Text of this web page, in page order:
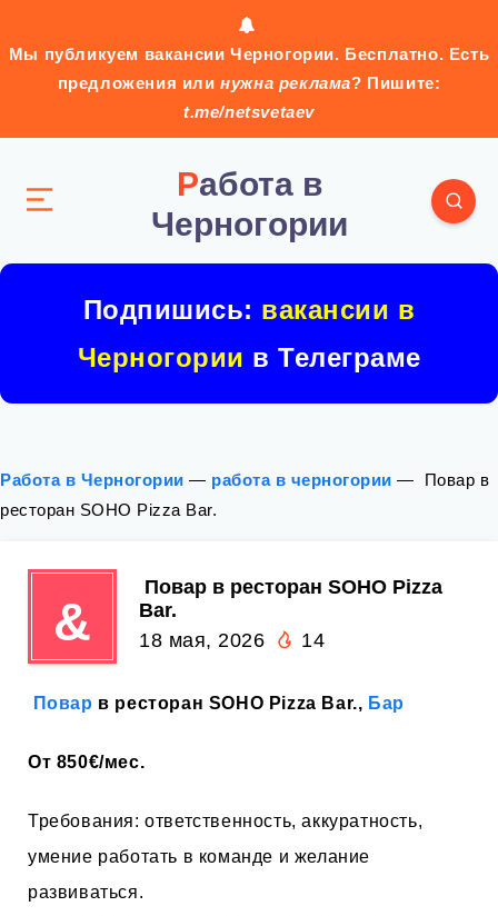
Мы публикуем вакансии Черногории. Бесплатно. Есть
предложения илинужна реклама? Пишите:
t.me/netsvetaev
Работа в
Черногории
Подпишись: вакансии в
Черногории в Телеграме
Работа в Черногории — работа в черногории —
‍ Повар в
ресторан SOHO Pizza Bar.
&
‍ Повар в ресторан SOHO Pizza
Bar.
18 мая, 2026
14
Повар в ресторан SOHO Pizza Bar., Бар
От 850€/мес.
Требования: ответственность, аккуратность,
умение работать в команде и желание
развиваться.